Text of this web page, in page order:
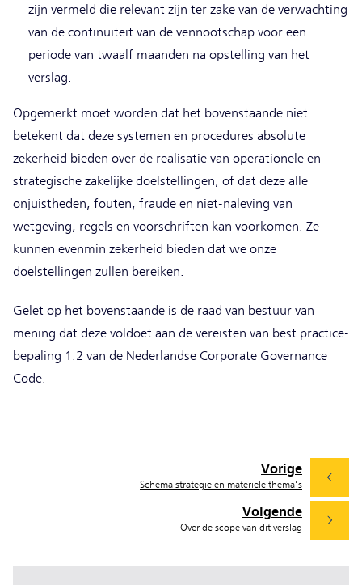
zijn vermeld die relevant zijn ter zake van de verwachting
van de continuïteit van de vennootschap voor een
periode van twaalf maanden na opstelling van het
verslag.
Opgemerkt moet worden dat het bovenstaande niet
betekent dat deze systemen en procedures absolute
zekerheid bieden over de realisatie van operationele en
strategische zakelijke doelstellingen, of dat deze alle
onjuistheden, fouten, fraude en niet-naleving van
wetgeving, regels en voorschriften kan voorkomen. Ze
kunnen evenmin zekerheid bieden dat we onze
doelstellingen zullen bereiken.
Gelet op het bovenstaande is de raad van bestuur van
mening dat deze voldoet aan de vereisten van best practice-
bepaling 1.2 van de Nederlandse Corporate Governance
Code.
Volgende
Over de scope van dit verslag
Vorige
Schema strategie en materiële thema’s